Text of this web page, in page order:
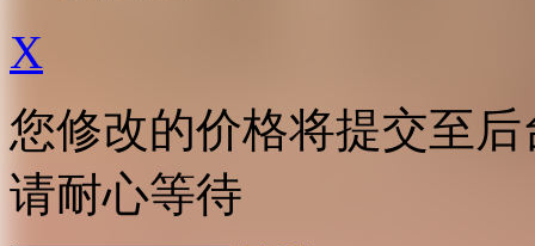
X
您修改的价格将提交至
请耐心等待